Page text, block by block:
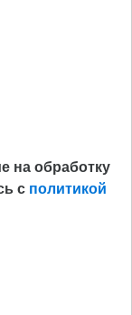
на обработку
с политикой